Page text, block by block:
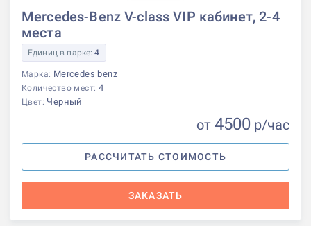
Mercedes-Benz V-class VIP кабинет, 2-4
места
Единиц в парке:4
Марка: Mercedes benz
Количество мест: 4
Цвет: Черный
от 4500 р/час
РАССЧИТАТЬ СТОИМОСТЬ
ЗАКАЗАТЬ